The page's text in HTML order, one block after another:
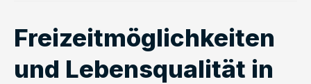
Freizeitmöglichkeiten
und Lebensqualität in